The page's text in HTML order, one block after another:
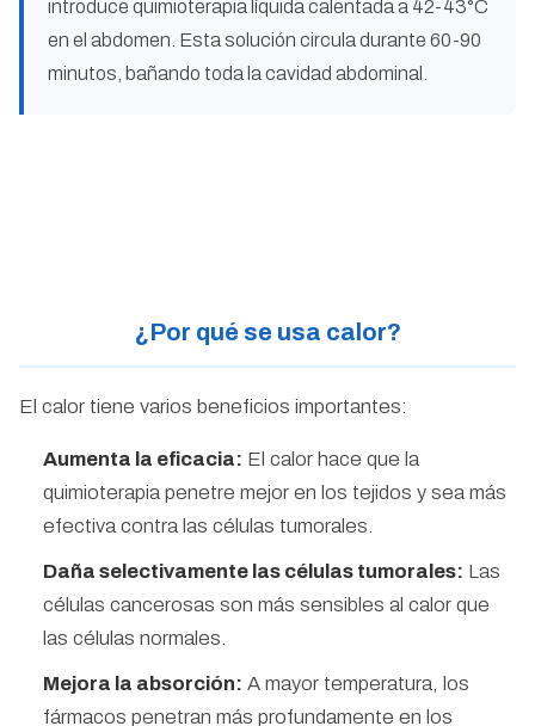
introduce quimioterapia líquida calentada a 42-43°C
en el abdomen. Esta solución circula durante 60-90
minutos, bañando toda la cavidad abdominal.
¿Por qué se usa calor?
El calor tiene varios beneficios importantes:
Aumenta la eficacia: El calor hace que la
quimioterapia penetre mejor en los tejidos y sea más
efectiva contra las células tumorales.
Daña selectivamente las células tumorales: Las
células cancerosas son más sensibles al calor que
las células normales.
Mejora la absorción: A mayor temperatura, los
fármacos penetran más profundamente en los